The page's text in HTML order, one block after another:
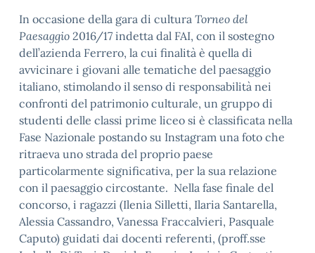
In occasione della gara di cultura Torneo del
Paesaggio 2016/17 indetta dal FAI, con il sostegno
dell’azienda Ferrero, la cui finalità è quella di
avvicinare i giovani alle tematiche del paesaggio
italiano, stimolando il senso di responsabilità nei
confronti del patrimonio culturale, un gruppo di
studenti delle classi prime liceo si è classificata nella
Fase Nazionale postando su Instagram una foto che
ritraeva uno strada del proprio paese
particolarmente significativa, per la sua relazione
con il paesaggio circostante. Nella fase finale del
concorso, i ragazzi (Ilenia Silletti, Ilaria Santarella,
Alessia Cassandro, Vanessa Fraccalvieri, Pasquale
Caputo) guidati dai docenti referenti, (proff.sse